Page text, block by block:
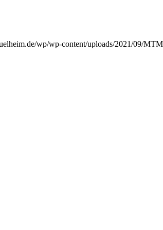
wp/wp-content/uploads/2021/09/